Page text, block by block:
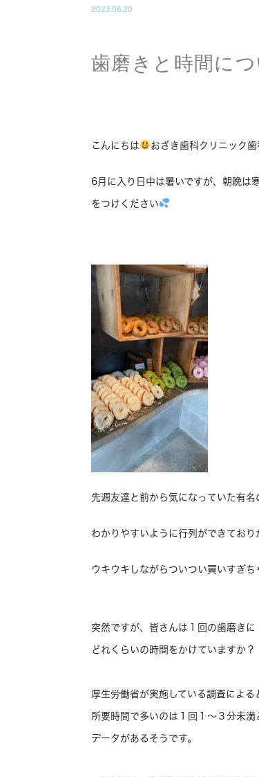
2023.06.20
歯磨きと時間に
こんにちは おざき歯科クリニック歯
6月に入り日中は暑いですが、朝晩は
をつけください
先週友達と前から気になっていた有
わかりやすいように行列ができており
ウキウキしながらついつい買いすぎ
突然ですが、皆さんは１回の歯磨きに
どれくらいの時間をかけていますか？
厚生労働省が実施している調査による
所要時間で多いのは１回１〜３分未満
データがあるそうです。